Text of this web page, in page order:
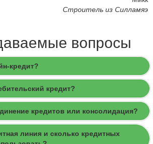
Строитель из Силламяэ
вопросы
кредит?
кредит?
кредитов или консолидация?
линия и сколько кредитных